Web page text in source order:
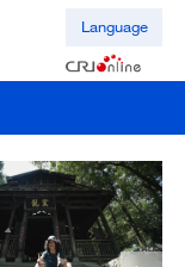
Language